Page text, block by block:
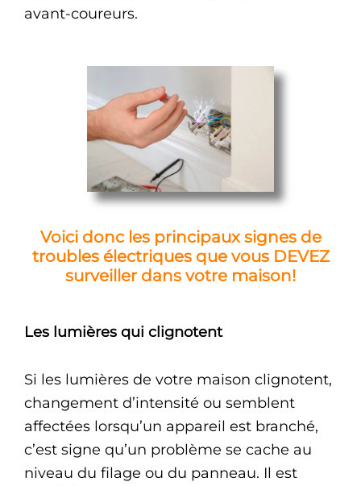
avant-coureurs.
Voici donc les principaux signes de
troubles électriques que vous DEVEZ
surveiller dans votre maison!
Les lumières qui clignotent
Si les lumières de votre maison clignotent,
changement d’intensité ou semblent
affectées lorsqu’un appareil est branché,
c’est signe qu’un problème se cache au
niveau du filage ou du panneau. Il est